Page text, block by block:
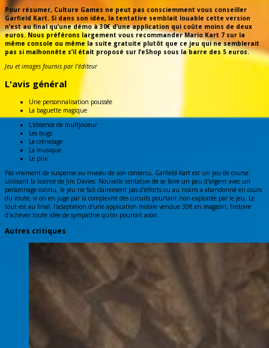
Pour résumer, Culture Games ne peut pas consciemment vous conseiller
Garfield Kart. Si dans son idée, la tentative semblait louable cette version
n’est au final qu’une démo à 30€ d’une application qui coûte moins de deux
euros. Nous préférons largement vous recommander Mario Kart 7 sur la
même console ou même la suite gratuite plutôt que ce jeu qui ne semblerait
pas si malhonnête s’il était proposé sur l’eShop sous la barre des 5 euros.
Jeu et images fournis par l’éditeur
L'avis général
Une personnalisation poussée
La baguette magique
L'absence de multjoueur
Les bugs
Le crénelage
La musique
Le prix
Pas vraiment de suspense au niveau de son contenu, Garfield Kart est un jeu de course
utilisant la licence de Jim Davies. Nouvelle tentative de se faire un peu d'argent avec un
personnage connu, le jeu ne fait clairement pas d'efforts ou au moins a abandonné en cours
du route, si on en juge par la complexité des circuits pourtant non-exploitée par le jeu. Le
tout est au final, l'adaptation d'une application mobile vendue 30€ en magasin, histoire
d'achever toute idée de sympathie qu'on pourrait avoir.
Autres critiques